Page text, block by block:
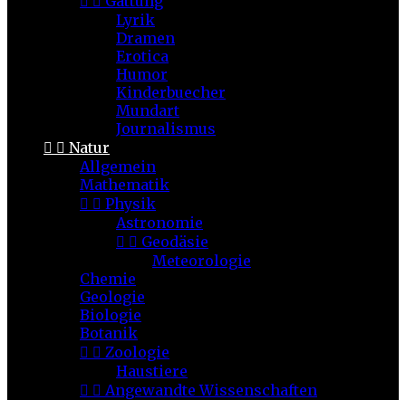
Lyrik
Dramen
Erotica
Humor
Kinderbuecher
Mundart
Journalismus
  Natur
Allgemein
Mathematik
  Physik
Astronomie
  Geodäsie
Meteorologie
Chemie
Geologie
Biologie
Botanik
  Zoologie
Haustiere
  Angewandte Wissenschaften